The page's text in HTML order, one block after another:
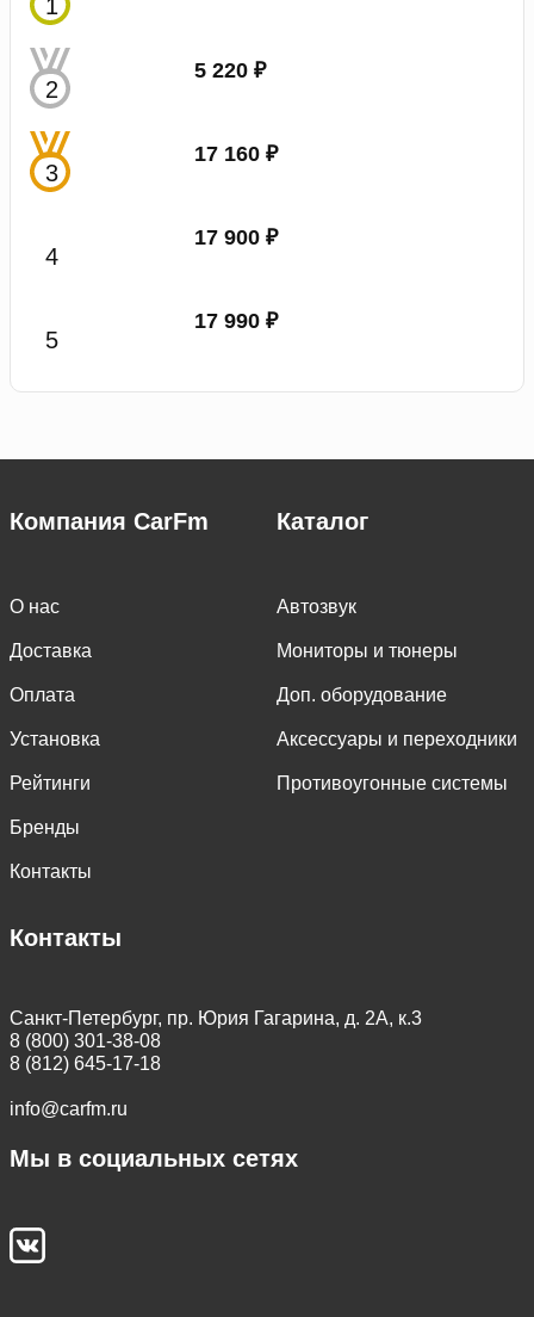
5 220 ₽
17 160 ₽
17 900 ₽
17 990 ₽
Компания CarFm
О нас
Доставка
Оплата
Установка
Рейтинги
Бренды
Контакты
Каталог
Автозвук
Мониторы и тюнеры
Доп. оборудование
Аксессуары и переходники
Противоугонные системы
Контакты
Санкт-Петербург, пр. Юрия Гагарина, д. 2А, к.3
8 (800) 301-38-08
8 (812) 645-17-18
info@carfm.ru
Мы в социальных сетях